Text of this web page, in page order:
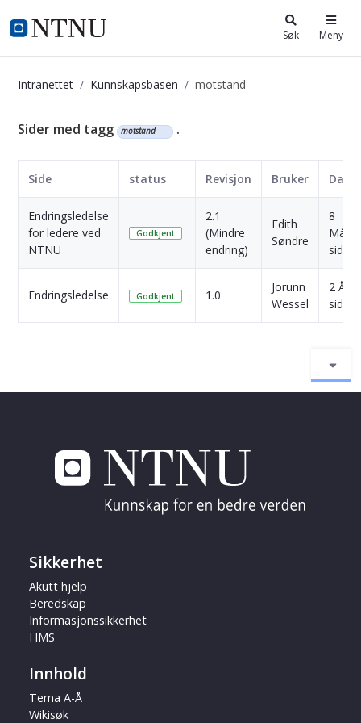
i.ntnu.no Søk Meny
Intranettet Kunnskapsbasen motstand
Kunnskapsbasen
Sider med tagg motstand .
Side status Revisjon Bruker Dato
Endringsledelse
for ledere ved
NTNU
Godkjent
2.1
(Mindre
endring)
Edith
Søndre
8
siden
Endringsledelse Godkjent 1.0
Jorunn
Wessel
2 År
siden
Sikkerhet
Akutt hjelp
Beredskap
Informasjonssikkerhet
HMS
Innhold
Tema A-Å
Wikisøk